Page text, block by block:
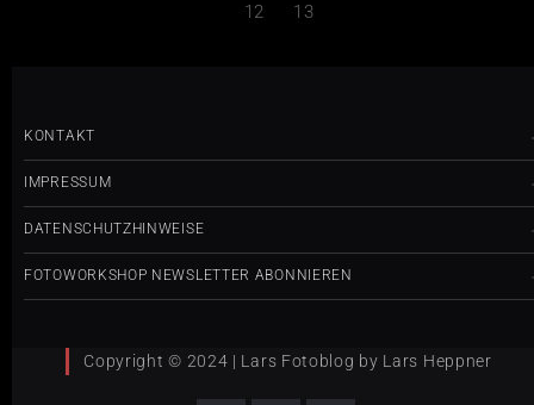
12
13
KONTAKT
IMPRESSUM
DATENSCHUTZHINWEISE
FOTOWORKSHOP NEWSLETTER ABONNIEREN
Copyright © 2024 | Lars Fotoblog by Lars Heppner